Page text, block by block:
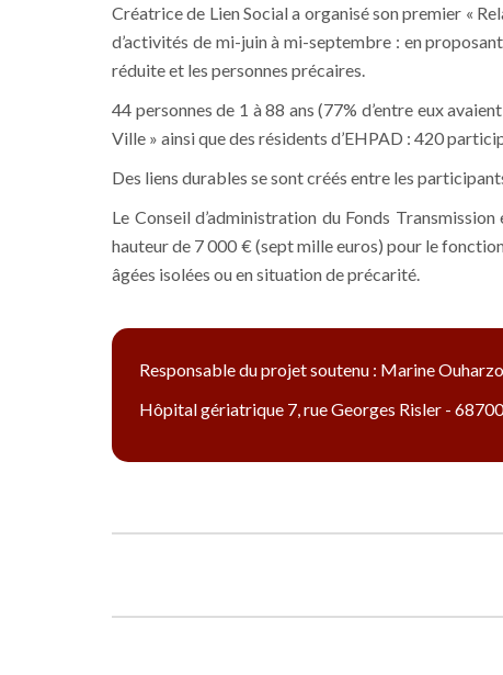
Créatrice de Lien Social a organisé son premier «
d’activités de mi-juin à mi-septembre : en
réduite et les personnes précaires.
44 personnes de 1 à 88 ans (77% d’entre eux
Ville » ainsi que des résidents d’EHPAD : 420
Des liens durables se sont créés entre les
Le Conseil d’administration du Fonds
hauteur de 7 000 € (sept mille euros) pour le
âgées isolées ou en situation de précarité.
Responsable du projet soutenu : Marine
Hôpital gériatrique 7, rue Georges Risler -